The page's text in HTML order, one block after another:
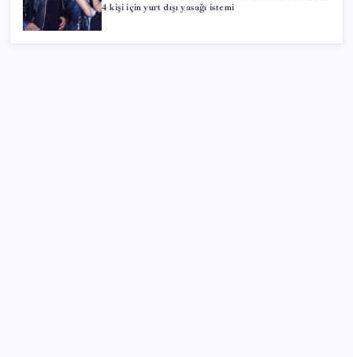
4 kişi için yurt dışı yasağı istemi